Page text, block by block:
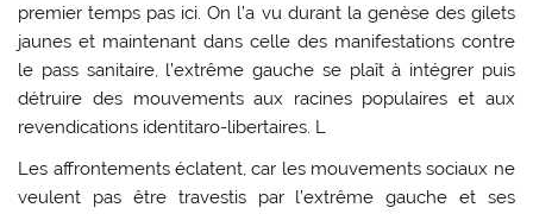
premier temps pas ici. On l’a vu durant la genèse des gilets
jaunes et maintenant dans celle des manifestations contre
le pass sanitaire, l’extrême gauche se plaît à intégrer puis
détruire des mouvements aux racines populaires et aux
revendications identitaro-libertaires. L
Les affrontements éclatent, car les mouvements sociaux ne
veulent pas être travestis par l’extrême gauche et ses